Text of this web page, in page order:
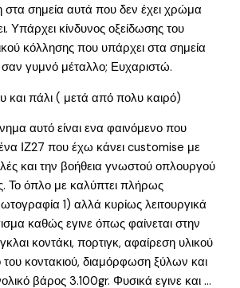
στα σημεία αυτά που δεν έχει χρώμα
Υπάρχει κίνδυνος οξείδωσης του
κόλλησης που υπάρχει στα σημεία
σαν γυμνό μέταλλο; Ευχαριστώ.
και πάλι ( μετά από πολυ καιρό)
αυτό είναι ενα φαινόμενο που
ΙΖ27 που έχω κάνει customise με
και την βοήθεια γνωστού οπλουργού
Το όπλο με καλύπτει πλήρως
1) αλλά κυρίως λειτουργικά
καθώς εγινε όπως φαίνεται στην
κοντάκι, πορτιγκ, αφαίρεση υλικού
κοντακιού, διαμόρφωση ξύλων και
βάρος 3.100gr. Φυσικά εγινε και …